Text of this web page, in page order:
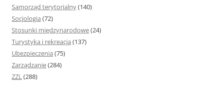
Samorząd terytorialny(140)
Socjologia (72)
Stosunki międzynarodowe(24)
Turystyka i rekreacja (137)
Ubezpieczenia (75)
Zarządzanie(284)
ZZL(288)